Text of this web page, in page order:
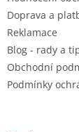
Doprava a
Reklamace
Blog - rady a
Obchodní
Podmínky